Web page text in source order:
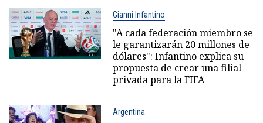
Gianni Infantino
"A cada federación miembro se
le garantizarán 20 millones de
dólares": Infantino explica su
propuesta de crear una filial
privada para la FIFA
Argentina